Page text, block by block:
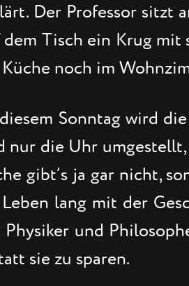
Der Professor sitzt
Tisch ein Krug mit
noch im
Sonntag wird
nur die Uhr umgestellt,
gibt’s ja gar nicht,
lang mit der
Physiker und
sie zu sparen.